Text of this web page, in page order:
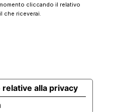
cliccando il relativo
che riceverai.
alla privacy